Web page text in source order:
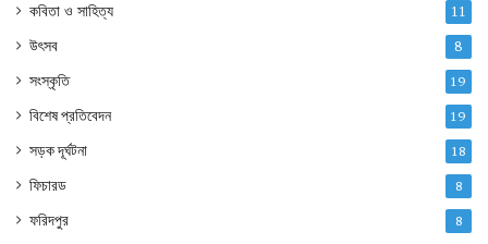
কবিতা ও সাহিত্য 11
উৎসব 8
সংস্কৃতি 19
বিশেষ প্রতিবেদন 19
সড়ক দূর্ঘটনা 18
ফিচারড 8
ফরিদপুর 8